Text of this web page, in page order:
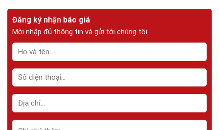
Đăng ký nhận báo giá
Mời nhập đủ thông tin và gửi tới chúng tôi